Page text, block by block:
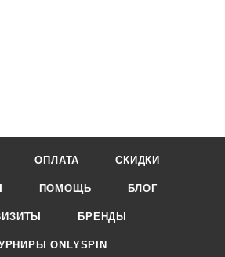
ОПЛАТА СКИДКИ
ПОМОЩЬ БЛОГ
БРЕНДЫ
ONLYSPIN